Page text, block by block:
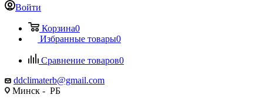
Войти
Корзина0
Избранные товары0
Сравнение товаров0
ddclimaterb@gmail.com
Минск - РБ